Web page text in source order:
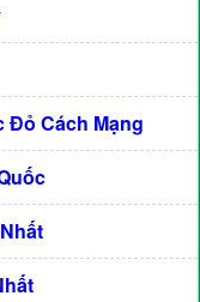
Đỏ Cách Mạng